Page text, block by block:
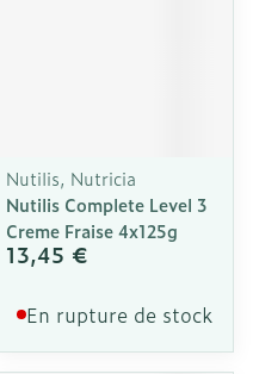
Nutilis, Nutricia
Nutilis Complete Level 3
Creme Fraise 4x125g
13,45 €
En rupture de stock